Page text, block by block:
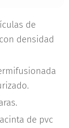
de
densidad
de pvc